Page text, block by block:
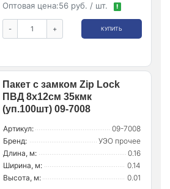
Оптовая цена:56 руб. / шт. !
- + КУПИТЬ
Пакет с замком Zip Lock
ПВД 8х12см 35кмк
(уп.100шт) 09-7008
Артикул:
09-7008
Бренд:
УЭО прочее
Длина, м:
0.16
Ширина, м:
0.14
Высота, м:
0.01